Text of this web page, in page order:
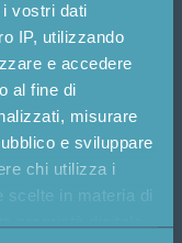
vostri dati
IP, utilizzando
e accedere
al fine di
misurare
e sviluppare
chi utilizza i
scelte in materia di